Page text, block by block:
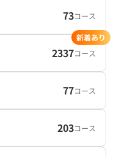
73コース
2337コース
新着あり
77コース
203コース